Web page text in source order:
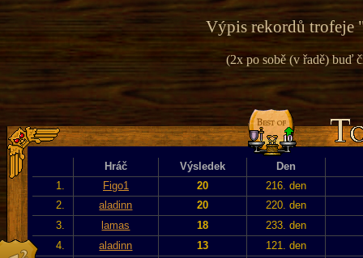
Výpis rekordů trofeje
(2x po sobě (v řadě) buď
Hráč Výsledek
Den
1.
Figo1 20
216. den
2.
aladinn 20
220. den
3.
lamas 18
233. den
4.
aladinn 13
121. den